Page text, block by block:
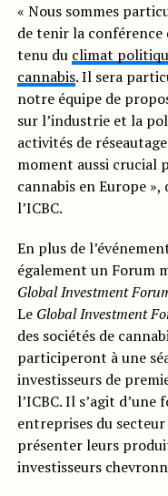
« Nous sommes
de tenir la conférence
tenu du climat
cannabis. Il sera
notre équipe de
sur l’industrie et la
activités de
moment aussi crucial
cannabis en Europe
l’ICBC.
En plus de
également un Forum
Global Investment
Le Global Investment
des sociétés de
participeront à une
investisseurs de
l’ICBC. Il s’agit
entreprises du
présenter leurs
investisseurs